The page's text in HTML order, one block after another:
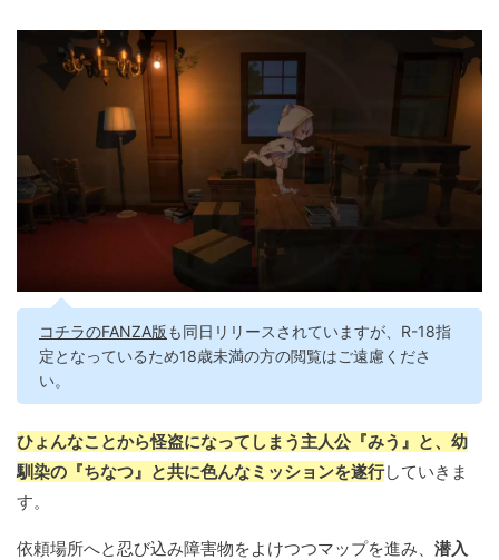
コチラのFANZA版も同日リリースされていますが、R-18指
定となっているため18歳未満の方の閲覧はご遠慮くださ
い。
ひょんなことから怪盗になってしまう主人公『みう』と、幼
馴染の『ちなつ』と共に色んなミッションを遂行していきま
す。
依頼場所へと忍び込み障害物をよけつつマップを進み、 潜入